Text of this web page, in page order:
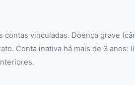
vinculadas. Doença grave
Conta inativa há mais de 3 anos: